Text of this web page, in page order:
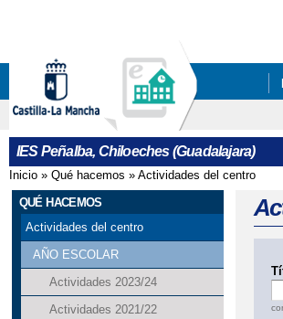
IES Peñalba, Chiloeches (Guadalajara)
Se encuentra usted aquí
Inicio » Qué hacemos » Actividades del centro
QUÉ HACEMOS
Actividades del centro
AÑO ESCOLAR
Actividades 2023/24
Actividades 2021/22